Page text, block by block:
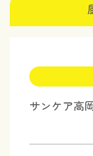
サンケア高